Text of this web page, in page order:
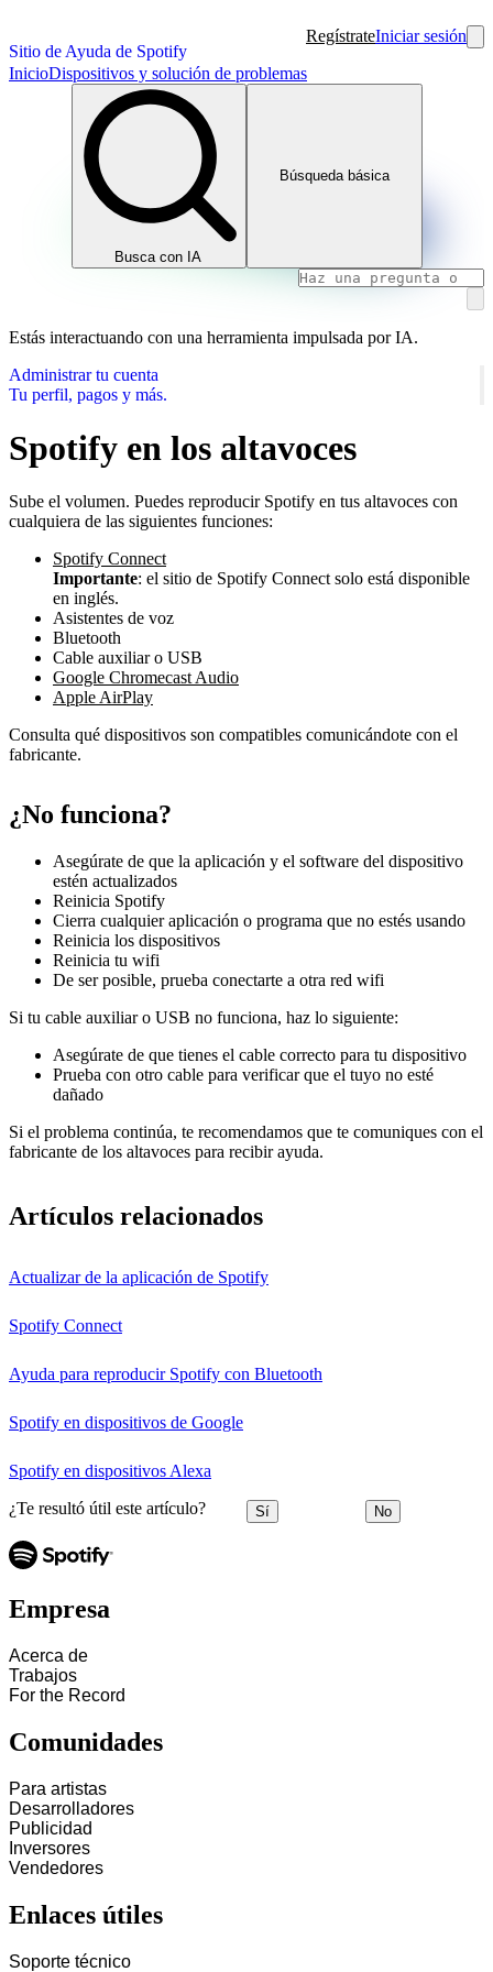
Sitio de Ayuda de Spotify
RegístrateIniciar sesión
InicioDispositivos y solución de problemas
Busca con IA
Búsqueda básica
Estás interactuando con una herramienta impulsada por IA.
Administrar tu cuenta
Tu perfil, pagos y más.
Spotify en los altavoces
Sube el volumen. Puedes reproducir Spotify en tus altavoces con
cualquiera de las siguientes funciones:
Spotify Connect
Importante: el sitio de Spotify Connect solo está disponible
en inglés.
Asistentes de voz
Bluetooth
Cable auxiliar o USB
Google Chromecast Audio
Apple AirPlay
Consulta qué dispositivos son compatibles comunicándote con el
fabricante.
¿No funciona?
Asegúrate de que la aplicación y el software del dispositivo
estén actualizados
Reinicia Spotify
Cierra cualquier aplicación o programa que no estés usando
Reinicia los dispositivos
Reinicia tu wifi
De ser posible, prueba conectarte a otra red wifi
Si tu cable auxiliar o USB no funciona, haz lo siguiente:
Asegúrate de que tienes el cable correcto para tu dispositivo
Prueba con otro cable para verificar que el tuyo no esté
dañado
Si el problema continúa, te recomendamos que te comuniques con el
fabricante de los altavoces para recibir ayuda.
Artículos relacionados
Actualizar de la aplicación de Spotify
Spotify Connect
Ayuda para reproducir Spotify con Bluetooth
Spotify en dispositivos de Google
Spotify en dispositivos Alexa
¿Te resultó útil este artículo? Sí No
Empresa
Acerca de
Trabajos
For the Record
Comunidades
Para artistas
Desarrolladores
Publicidad
Inversores
Vendedores
Enlaces útiles
Soporte técnico